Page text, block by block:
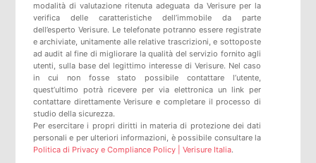
modalità di valutazione ritenuta adeguata da Verisure per la
verifica delle caratteristiche dell’immobile da parte
dell’esperto Verisure. Le telefonate potranno essere registrate
e archiviate, unitamente alle relative trascrizioni, e sottoposte
ad audit al fine di migliorare la qualità del servizio fornito agli
utenti, sulla base del legittimo interesse di Verisure. Nel caso
in cui non fosse stato possibile contattare l’utente,
quest’ultimo potrà ricevere per via elettronica un link per
contattare direttamente Verisure e completare il processo di
studio della sicurezza.
Per esercitare i propri diritti in materia di protezione dei dati
personali e per ulteriori informazioni, è possibile consultare la
Politica di Privacy e Compliance Policy | Verisure Italia.